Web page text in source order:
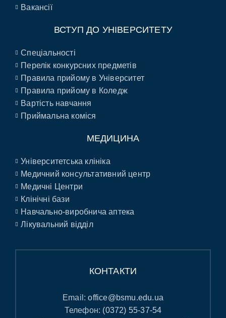
Вакансії
ВСТУП ДО УНІВЕРСИТЕТУ
Спеціальності
Перелік конкурсних предметів
Правила прийому в Університет
Правила прийому в Коледж
Вартість навчання
Приймальна коміся
МЕДИЦИНА
Університетська клініка
Медичний консультативний центр
Медичні Центри
Клінічні бази
Навчально-виробнича аптека
Лікувальний відділ
КОНТАКТИ
Email:office@bsmu.edu.ua
Телефон: (0372) 55-37-54